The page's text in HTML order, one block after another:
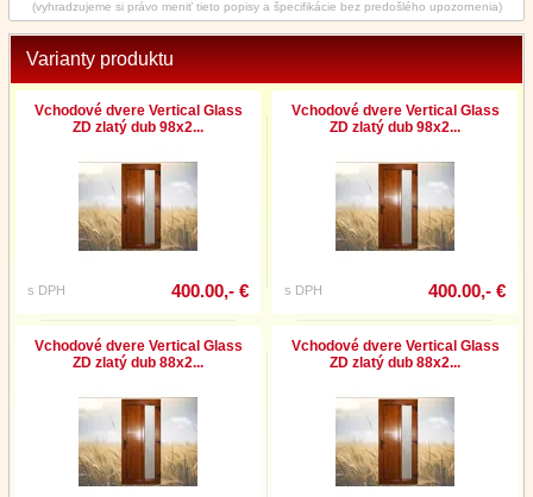
(vyhradzujeme si právo meniť tieto popisy a špecifikácie bez predošlého upozornenia)
Varianty produktu
Vchodové dvere Vertical Glass
ZD zlatý dub 98x2...
s DPH 400.00,- €
Vchodové dvere Vertical Glass
ZD zlatý dub 98x2...
s DPH 400.00,- €
Vchodové dvere Vertical Glass
ZD zlatý dub 88x2...
Vchodové dvere Vertical Glass
ZD zlatý dub 88x2...